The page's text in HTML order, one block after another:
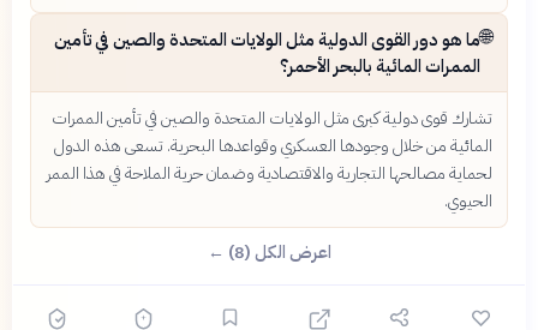
🌐ما هو دور القوى الدولية مثل الولايات المتحدة والصين في تأمين
الممرات المائية بالبحر الأحمر؟
تشارك قوى دولية كبرى مثل الولايات المتحدة والصين في تأمين الممرات
المائية من خلال وجودها العسكري وقواعدها البحرية. تسعى هذه الدول
لحماية مصالحها التجارية والاقتصادية وضمان حرية الملاحة في هذا الممر
الحيوي.
اعرض الكل (8) ←